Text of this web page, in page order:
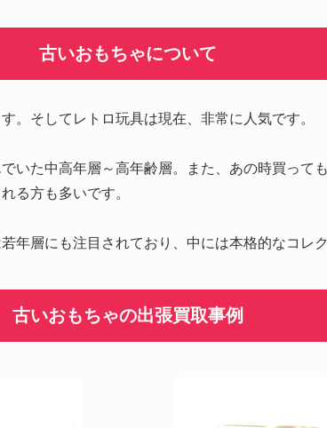
古いおもちゃについて
。そしてレトロ玩具は現在、非常に人気です。
いた中高年層～高年齢層。また、あの時買って
る方も多いです。
年層にも注目されており、中には本格的なコレ
古いおもちゃの出張買取事例